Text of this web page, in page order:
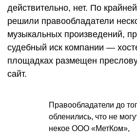
действительно, нет. По
решили правообладатели
музыкальных произведений,
судебный иск компании —
площадках размещен
сайт.
Правообладатели до
обленились, что не
некое ООО «МетКом»,